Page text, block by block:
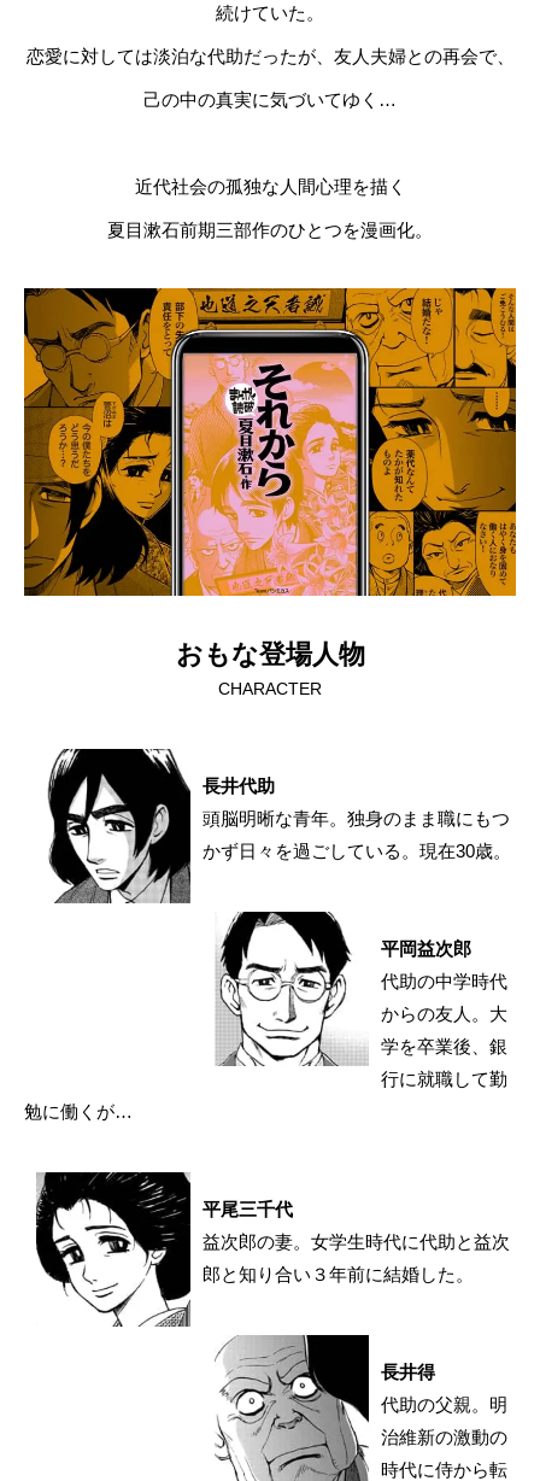
続けていた。
恋愛に対しては淡泊な代助だったが、友人夫婦との再会で、
己の中の真実に気づいてゆく…
近代社会の孤独な人間心理を描く
夏目漱石前期三部作のひとつを漫画化。
おもな登場人物
CHARACTER
長井代助
頭脳明晰な青年。独身のまま職にもつ
かず日々を過ごしている。現在30歳。
平岡益次郎
代助の中学時代
からの友人。大
学を卒業後、銀
行に就職して勤
勉に働くが…
平尾三千代
益次郎の妻。女学生時代に代助と益次
郎と知り合い３年前に結婚した。
長井得
代助の父親。明
治維新の激動の
時代に侍から転